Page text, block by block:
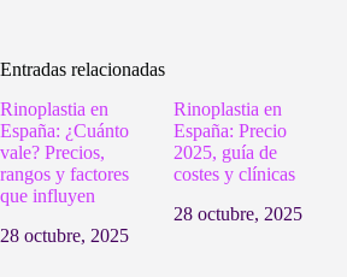
Entradas relacionadas
Rinoplastia en
España: ¿Cuánto
vale? Precios,
rangos y factores
que influyen
28 octubre, 2025
Rinoplastia en
España: Precio
2025, guía de
costes y clínicas
28 octubre, 2025